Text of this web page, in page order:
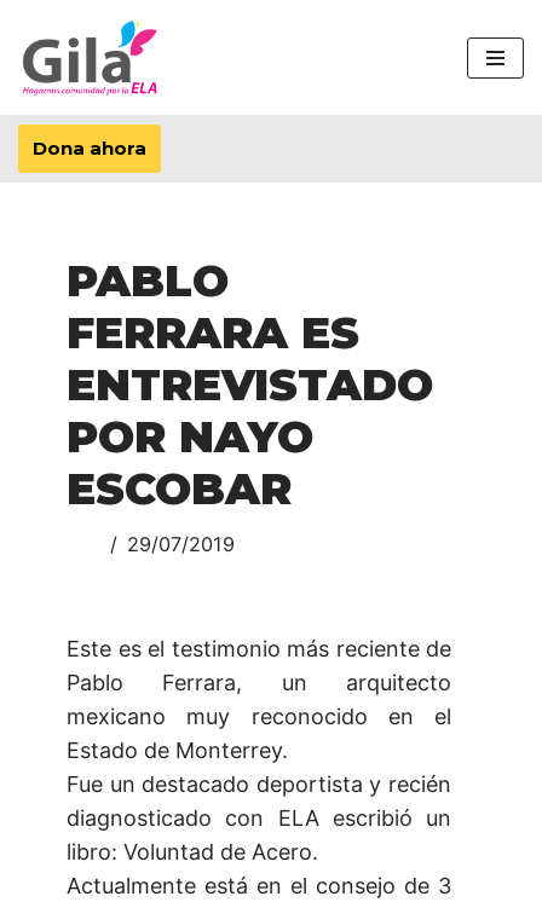
Saltar
al
contenido
Dona ahora
PABLO
FERRARA ES
ENTREVISTADO
POR NAYO
ESCOBAR
29/07/2019
Este es el testimonio más reciente de
Pablo Ferrara, un arquitecto
mexicano muy reconocido en el
Estado de Monterrey.
Fue un destacado deportista y recién
diagnosticado con ELA escribió un
libro: Voluntad de Acero.
Actualmente está en el consejo de 3